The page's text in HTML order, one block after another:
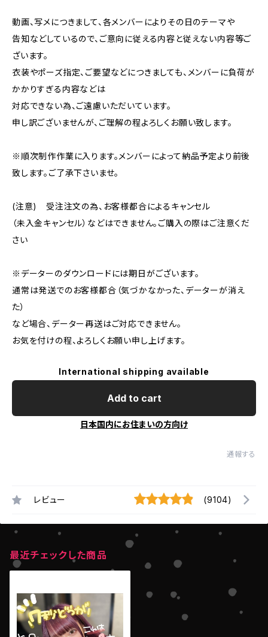
動画、写メにつきまして、各メンバーによりその日のテーマや
告知などしているので、ご意向に従える内容と従えない内容等ご
ざいます。
衣装やポーズ指定、ご要望などにつきましても、メンバーに負荷が
かかりすぎる内容などは
対応できない為、ご遠慮いただいています。
申し訳ございませんが、ご理解の程よろしくお願い致します。
※順次制作作業に入ります。メンバーによって納品予定より前後
致します。ご了承下さいませ。
(注意) 受注注文の為、お客様都合によるキャンセル
（未入金キャンセル）などはできません。ご購入の際はご注意くだ
さい
※データーのダウンロードには期日がございます。
通常は発送でのお客様都合（気づかなかった、データーが消え
た）
など場合、データー再送はご対応できません。
お気を付けの程、よろしくお願い申し上げます。
International shipping available
Add to cart
日本国内にお住まいの方向け
通報する
レビュー (9104)
最近チェックした商品